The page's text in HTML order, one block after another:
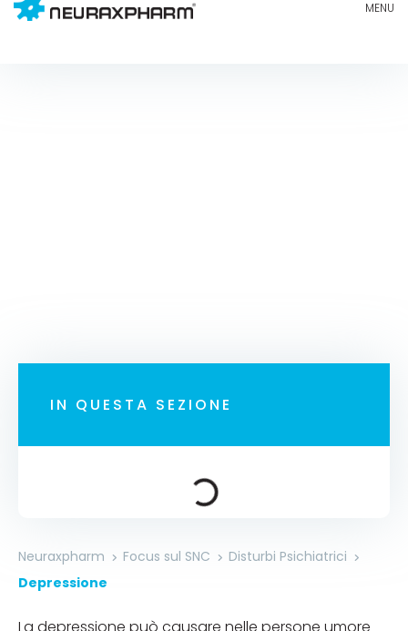
IN QUESTA SEZIONE
Neuraxpharm Focus sul SNC
Disturbi Psichiatrici
Depressione